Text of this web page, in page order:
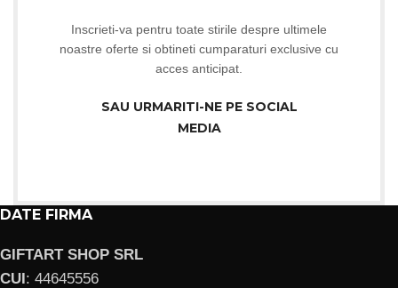
Inscrieti-va pentru toate stirile despre ultimele
noastre oferte si obtineti cumparaturi exclusive cu
acces anticipat.
SAU URMARITI-NE PE SOCIAL
MEDIA
DATE FIRMA
GIFTART SHOP SRL
CUI: 44645556